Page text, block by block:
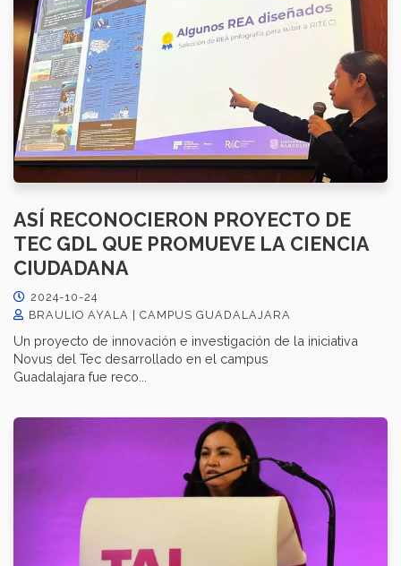
ASÍ RECONOCIERON PROYECTO DE
TEC GDL QUE PROMUEVE LA CIENCIA
CIUDADANA
2024-10-24
BRAULIO AYALA | CAMPUS GUADALAJARA
Un proyecto de innovación e investigación de la iniciativa
Novus del Tec desarrollado en el campus
Guadalajara fue reco...